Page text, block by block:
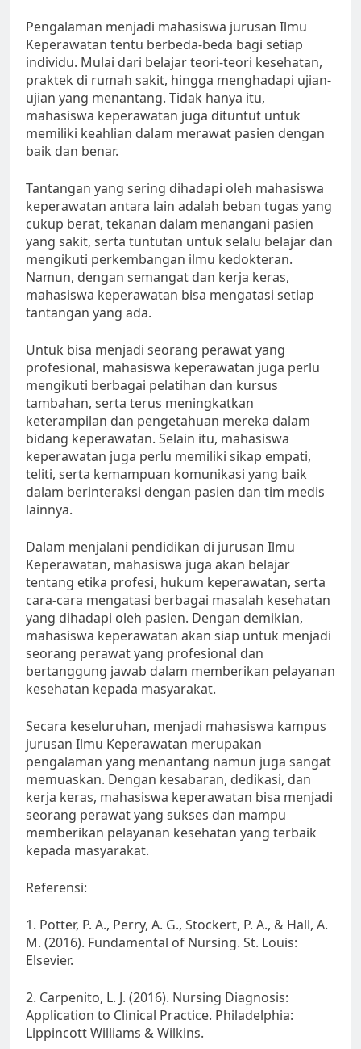
Pengalaman menjadi mahasiswa jurusan Ilmu
Keperawatan tentu berbeda-beda bagi setiap
individu. Mulai dari belajar teori-teori kesehatan,
praktek di rumah sakit, hingga menghadapi ujian-
ujian yang menantang. Tidak hanya itu,
mahasiswa keperawatan juga dituntut untuk
memiliki keahlian dalam merawat pasien dengan
baik dan benar.
Tantangan yang sering dihadapi oleh mahasiswa
keperawatan antara lain adalah beban tugas yang
cukup berat, tekanan dalam menangani pasien
yang sakit, serta tuntutan untuk selalu belajar dan
mengikuti perkembangan ilmu kedokteran.
Namun, dengan semangat dan kerja keras,
mahasiswa keperawatan bisa mengatasi setiap
tantangan yang ada.
Untuk bisa menjadi seorang perawat yang
profesional, mahasiswa keperawatan juga perlu
mengikuti berbagai pelatihan dan kursus
tambahan, serta terus meningkatkan
keterampilan dan pengetahuan mereka dalam
bidang keperawatan. Selain itu, mahasiswa
keperawatan juga perlu memiliki sikap empati,
teliti, serta kemampuan komunikasi yang baik
dalam berinteraksi dengan pasien dan tim medis
lainnya.
Dalam menjalani pendidikan di jurusan Ilmu
Keperawatan, mahasiswa juga akan belajar
tentang etika profesi, hukum keperawatan, serta
cara-cara mengatasi berbagai masalah kesehatan
yang dihadapi oleh pasien. Dengan demikian,
mahasiswa keperawatan akan siap untuk menjadi
seorang perawat yang profesional dan
bertanggung jawab dalam memberikan pelayanan
kesehatan kepada masyarakat.
Secara keseluruhan, menjadi mahasiswa kampus
jurusan Ilmu Keperawatan merupakan
pengalaman yang menantang namun juga sangat
memuaskan. Dengan kesabaran, dedikasi, dan
kerja keras, mahasiswa keperawatan bisa menjadi
seorang perawat yang sukses dan mampu
memberikan pelayanan kesehatan yang terbaik
kepada masyarakat.
Referensi:
1. Potter, P. A., Perry, A. G., Stockert, P. A., & Hall, A.
M. (2016). Fundamental of Nursing. St. Louis:
Elsevier.
2. Carpenito, L. J. (2016). Nursing Diagnosis:
Application to Clinical Practice. Philadelphia:
Lippincott Williams & Wilkins.